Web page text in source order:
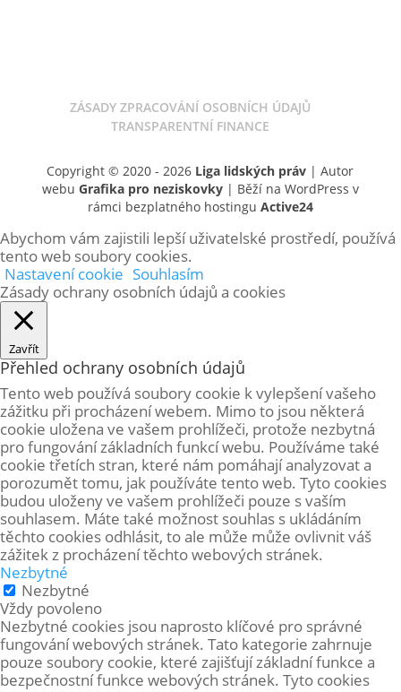
ZÁSADY ZPRACOVÁNÍ OSOBNÍCH ÚDAJŮ
TRANSPARENTNÍ FINANCE
Copyright © 2020 - 2026 Liga lidských práv | Autor
webu Grafika pro neziskovky| Běží na WordPress v
rámci bezplatného hostingu Active24
Abychom vám zajistili lepší uživatelské prostředí, používá
tento web soubory cookies.
Nastavení cookie Souhlasím
Zásady ochrany osobních údajů a cookies
Zavřít
Přehled ochrany osobních údajů
Tento web používá soubory cookie k vylepšení vašeho
zážitku při procházení webem. Mimo to jsou některá
cookie uložena ve vašem prohlížeči, protože nezbytná
pro fungování základních funkcí webu. Používáme také
cookie třetích stran, které nám pomáhají analyzovat a
porozumět tomu, jak používáte tento web. Tyto cookies
budou uloženy ve vašem prohlížeči pouze s vaším
souhlasem. Máte také možnost souhlas s ukládáním
těchto cookies odhlásit, to ale může může ovlivnit váš
zážitek z procházení těchto webových stránek.
Nezbytné
Nezbytné
Vždy povoleno
Nezbytné cookies jsou naprosto klíčové pro správné
fungování webových stránek. Tato kategorie zahrnuje
pouze soubory cookie, které zajišťují základní funkce a
bezpečnostní funkce webových stránek. Tyto cookies